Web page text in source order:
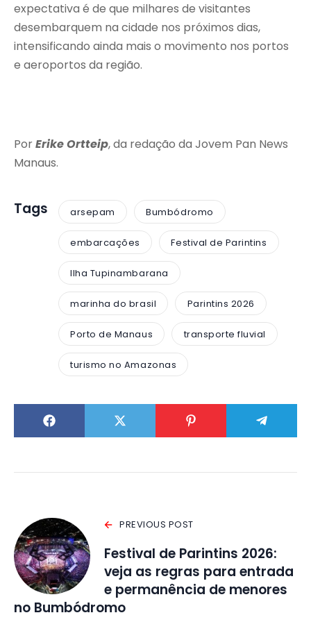
expectativa é de que milhares de visitantes
desembarquem na cidade nos próximos dias,
intensificando ainda mais o movimento nos portos
e aeroportos da região.
PorErike Ortteip, da redação da Jovem Pan News
Manaus.
Tags arsepam Bumbódromo
embarcações Festival de Parintins
Ilha Tupinambarana
marinha do brasil Parintins 2026
Porto de Manaus transporte fluvial
turismo no Amazonas
PREVIOUS POST
Festival de Parintins 2026:
veja as regras para entrada
e permanência de menores
no Bumbódromo